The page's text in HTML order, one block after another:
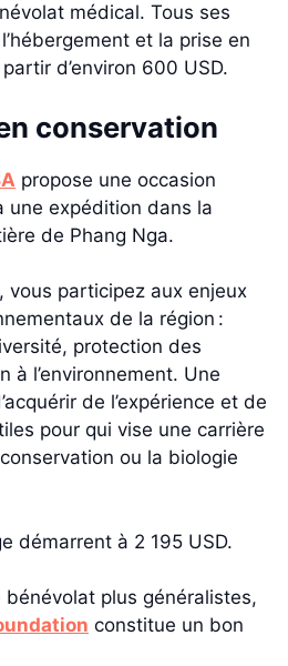
médical. Tous ses
et la prise en
d’environ 600 USD.
conservation
propose une occasion
une expédition dans la
de Phang Nga.
vous participez aux enjeux
de la région :
protection des
à l’environnement. Une
de l’expérience et de
pour qui vise une carrière
ou la biologie
démarrent à 2 195 USD.
plus généralistes,
constitue un bon